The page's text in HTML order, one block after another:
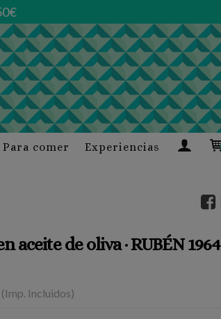
Para comer Experiencias
aceite de oliva · RUBÉN 1964
(Imp. Incluidos)